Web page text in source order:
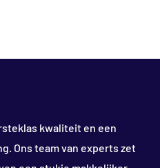
kwaliteit en een
Ons team van experts zet